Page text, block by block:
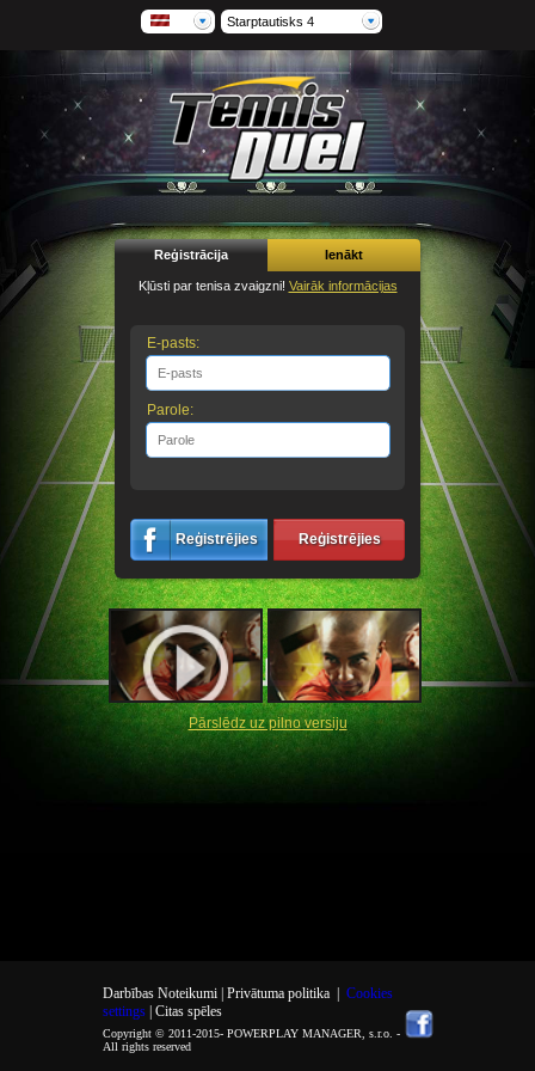
Starptautisks 4
Reģistrācija Ienākt
Kļūsti par tenisa zvaigzni! Vairāk informācijas
E-pasts:
Parole:
Reģistrējies Reģistrējies
Pārslēdz uz pilno versiju
Darbības Noteikumi | Privātuma politika| Cookies
settings
| Citas spēles
Copyright © 2011-2015- POWERPLAY MANAGER, s.r.o. -
All rights reserved